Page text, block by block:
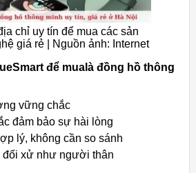
chỉ uy tín để mua các sản
giá rẻ | Nguồn ảnh: Internet
để mualà đồng hồ thông
vững chắc
đảm bảo sự hài lòng
lý, không cần so sánh
đối xử như người thân